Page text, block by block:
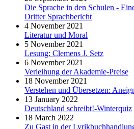
Die Sprache in den Schulen -
Dritter Sprachbericht
4 November 2021
Literatur und Moral
5 November 2021
Lesung: Clemens J. Setz
6 November 2021
Verleihung der Akademie-Preise
18 November 2021
Verstehen und Übersetzen:
13 January 2022
Deutschland schreibt!-Winterquiz
18 March 2022
Zu Gast in der